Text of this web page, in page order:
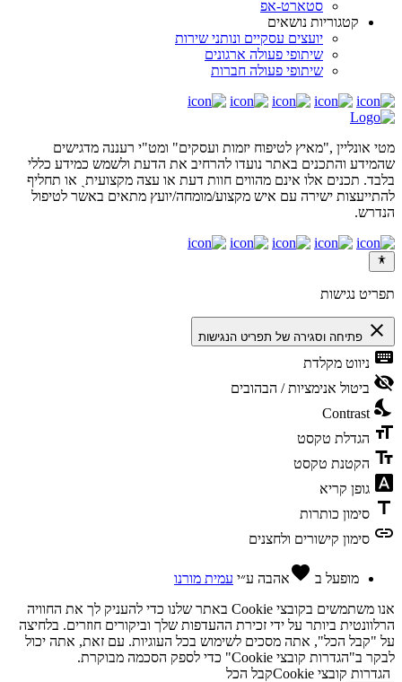
סטארט-אפ
קטגוריות נושאים
יועצים עסקיים ונותני שירות
שיתופי פעולה ארגונים
שיתופי פעולה חברות
מטי אונליין ,"מאיץ לטיפוח יזמות ועסקים" ומט"י רעננה מדגישים
שהמידע והתכנים באתר נועדו להרחיב את הדעת ולשמש כמידע כללי
בלבד. תכנים אלו אינם מהווים חוות דעת או עצה מקצועיתˎ או תחליף
להתייעצות ישירה עם איש מקצוע/מומחה/יועץ מתאים באשר לטיפול
הנדרש.
תפריט נגישות
close פתיחה וסגירה של תפריט הנגישות
keyboard ניווט מקלדת
visibility_off ביטול אנימציות / הבהובים
nights_stay
Contrast
format_size הגדלת טקסט
text_fields הקטנת טקסט
font_download גופן קריא
title סימון כותרות
link סימון קישורים ולחצנים
מופעל ב favoriteאהבה ע״י עמית מורנו
אנו משתמשים בקובצי Cookie באתר שלנו כדי להעניק לך את החוויה
הרלוונטית ביותר על ידי זכירת ההעדפות שלך וביקורים חוזרים. בלחיצה
על "קבל הכל", אתה מסכים לשימוש בכל העוגיות. עם זאת, אתה יכול
לבקר ב"הגדרות קובצי Cookie" כדי לספק הסכמה מבוקרת.
הגדרות קובצי Cookie
קבל הכל